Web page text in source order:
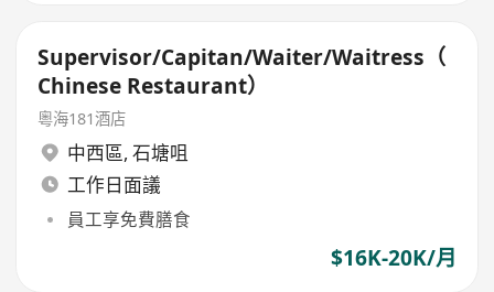
Supervisor/Capitan/Waiter/Waitress（
Chinese Restaurant）
粵海181酒店
中西區, 石塘咀
工作日面議
員工享免費膳食
$16K-20K/月